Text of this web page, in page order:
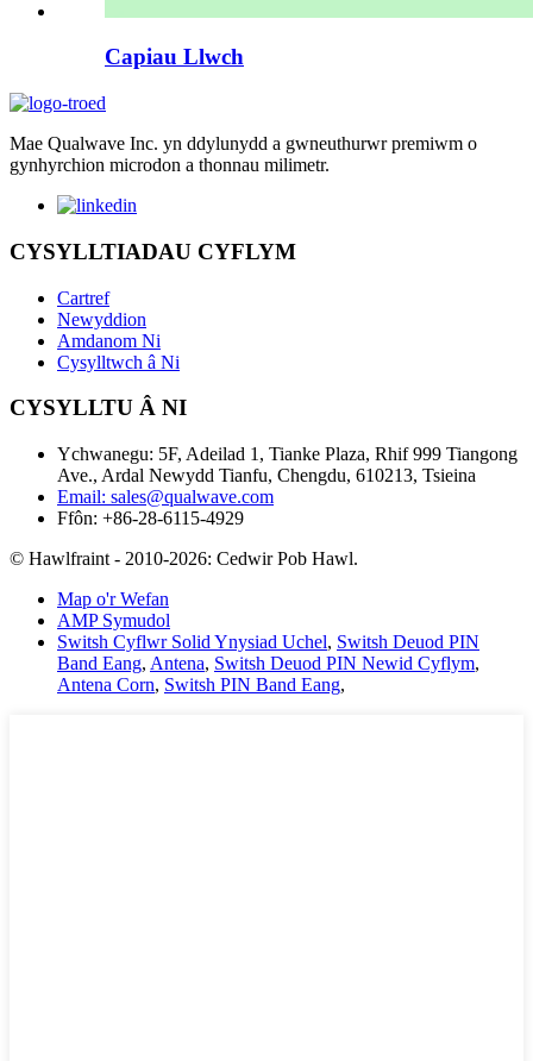
Capiau Llwch
Mae Qualwave Inc. yn ddylunydd a gwneuthurwr premiwm o
gynhyrchion microdon a thonnau milimetr.
CYSYLLTIADAU CYFLYM
Cartref
Newyddion
Amdanom Ni
Cysylltwch â Ni
CYSYLLTU Â NI
Ychwanegu: 5F, Adeilad 1, Tianke Plaza, Rhif 999 Tiangong
Ave., Ardal Newydd Tianfu, Chengdu, 610213, Tsieina
Email: sales@qualwave.com
Ffôn: +86-28-6115-4929
© Hawlfraint - 2010-2026: Cedwir Pob Hawl.
Map o'r Wefan
AMP Symudol
Switsh Cyflwr Solid Ynysiad Uchel, Switsh Deuod PIN
Band Eang, Antena, Switsh Deuod PIN Newid Cyflym,
Antena Corn, Switsh PIN Band Eang,